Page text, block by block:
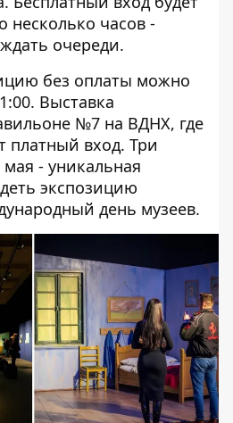
несколько часов -
очереди.
без оплаты можно
Выставка
№7 на ВДНХ, где
платный вход. Три
- уникальная
экспозицию
день музеев.